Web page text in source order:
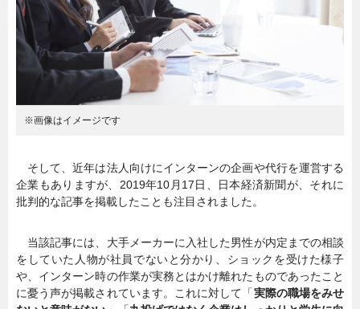
※画像はイメージです
そして、近年は法人向けにインターンの企画や代行を運営する
企業もありますが、2019年10月17日、日本経済新聞が、それに
批判的な記事を掲載したことも注目されました。
当該記事には、大手メーカーに入社した男性が内定までの相談
をしていた人物が社員でないと分かり、ショックを受けた様子
や、インターン時の作業が実務とはかけ離れたものであったこと
に憂う声が掲載されています。これに対して「実際の職場をみせ